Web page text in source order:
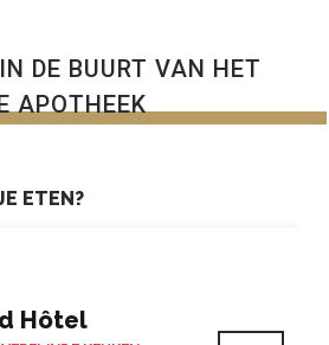
DE BUURT VAN HET
APOTHEEK
ETEN?
Hôtel